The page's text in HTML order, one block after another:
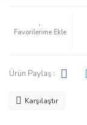
Ürün Paylaş :
Karşılaştır